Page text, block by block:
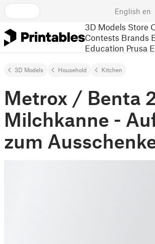
English en
3D Models Store
Contests Brands
Education Prusa
3D Models Household Kitchen
Metrox / Benta
Milchkanne -
zum